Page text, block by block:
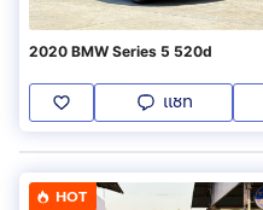
2020 BMW Series 5 520d
แชท
HOT